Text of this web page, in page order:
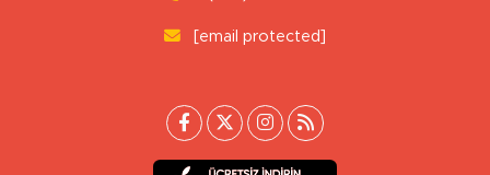
[email protected]